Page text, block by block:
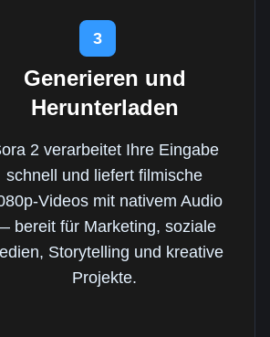
3
Generieren und
Herunterladen
2 verarbeitet Ihre Eingabe
schnell und liefert filmische
Videos mit nativem Audio
bereit für Marketing, soziale
Storytelling und kreative
Projekte.